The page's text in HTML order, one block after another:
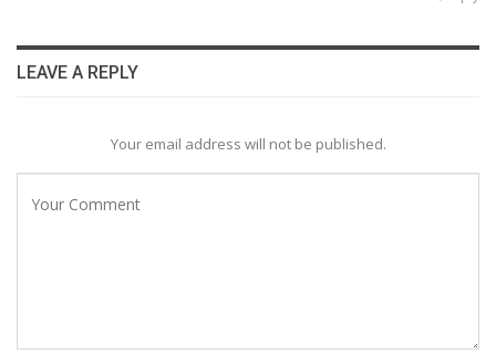
LEAVE A REPLY
Your email address will not be published.